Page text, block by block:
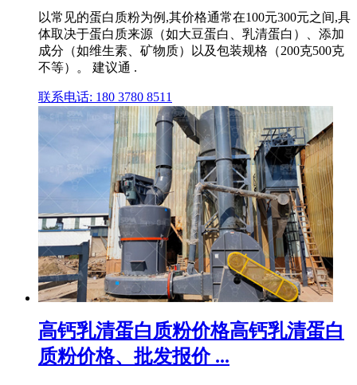
以常见的蛋白质粉为例,其价格通常在100元300元之间,具
体取决于蛋白质来源（如大豆蛋白、乳清蛋白）、添加
成分（如维生素、矿物质）以及包装规格（200克500克
不等）。 建议通 .
联系电话: 180 3780 8511
高钙乳清蛋白质粉价格高钙乳清蛋白
质粉价格、批发报价 ...